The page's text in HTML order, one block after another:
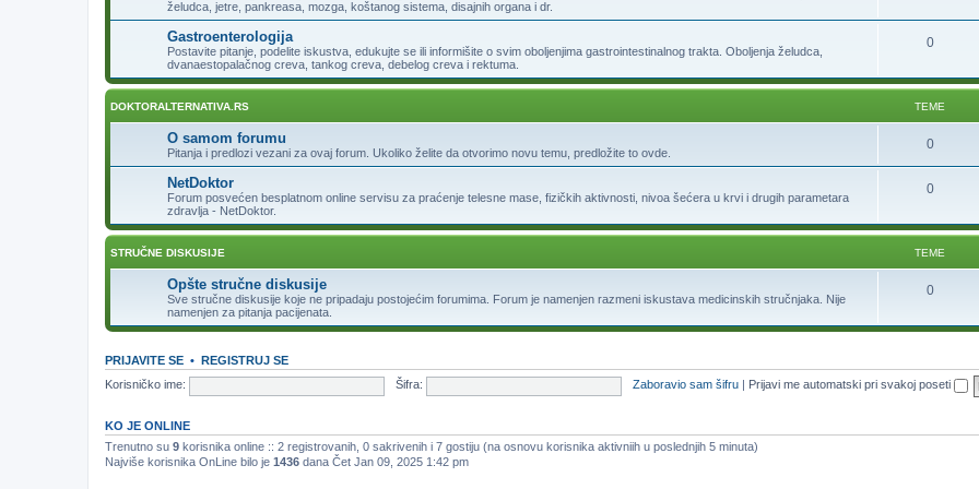
želudca, jetre, pankreasa, mozga, koštanog sistema, disajnih organa i dr.
Gastroenterologija
Postavite pitanje, podelite iskustva, edukujte se ili informišite o svim oboljenjima gastrointestinalnog trakta. Oboljenja želudca,
dvanaestopalačnog creva, tankog creva, debelog creva i rektuma.
0
DOKTORALTERNATIVA.RS TEME
O samom forumu
Pitanja i predlozi vezani za ovaj forum. Ukoliko želite da otvorimo novu temu, predložite to ovde.
0
NetDoktor
Forum posvećen besplatnom online servisu za praćenje telesne mase, fizičkih aktivnosti, nivoa šećera u krvi i drugih parametara
zdravlja - NetDoktor.
0
STRUČNE DISKUSIJE TEME
Opšte stručne diskusije
Sve stručne diskusije koje ne pripadaju postojećim forumima. Forum je namenjen razmeni iskustava medicinskih stručnjaka. Nije
namenjen za pitanja pacijenata.
0
PRIJAVITE SE • REGISTRUJ SE
Korisničko ime:
Šifra: Zaboravio sam šifru Prijavi me automatski pri svakoj poseti
KO JE ONLINE
Trenutno su 9 korisnika online :: 2 registrovanih, 0 sakrivenih i 7 gostiju (na osnovu korisnika aktivniih u poslednjih 5 minuta)
Najviše korisnika OnLine bilo je 1436 dana Čet Jan 09, 2025 1:42 pm